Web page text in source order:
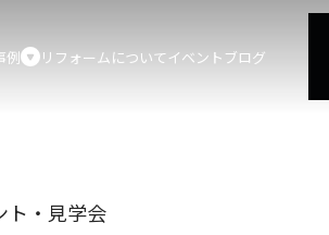
例 リフォームについてイベント ブログ
ト・見学会